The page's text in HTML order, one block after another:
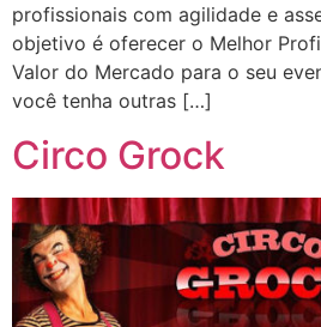
profissionais com agilidade e
objetivo é oferecer o Melhor
Valor do Mercado para o seu
você tenha outras […]
Circo Grock